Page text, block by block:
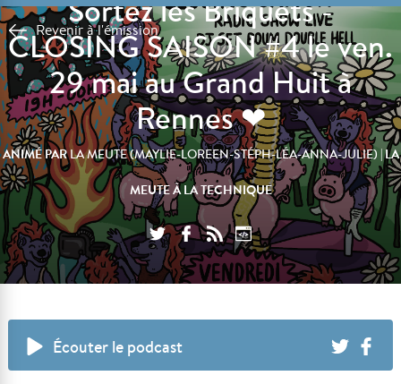
Revenir à l'émission
Sortez les Briquets -
CLOSING SAISON #4 le ven.
29 mai au Grand Huit à
Rennes ❤
ANIMÉ PARLA MEUTE (MAYLIE-LOREEN-STÉPH-LÉA-ANNA-JULIE) | LA
MEUTE À LA TECHNIQUE
Écouter le podcast